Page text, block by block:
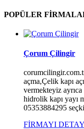
POPÜLER
Çorum Çilingir
açma,Çelik kapı
vermekteyiz
hidrolik kapı yayı
05353884295
FİRMAYI